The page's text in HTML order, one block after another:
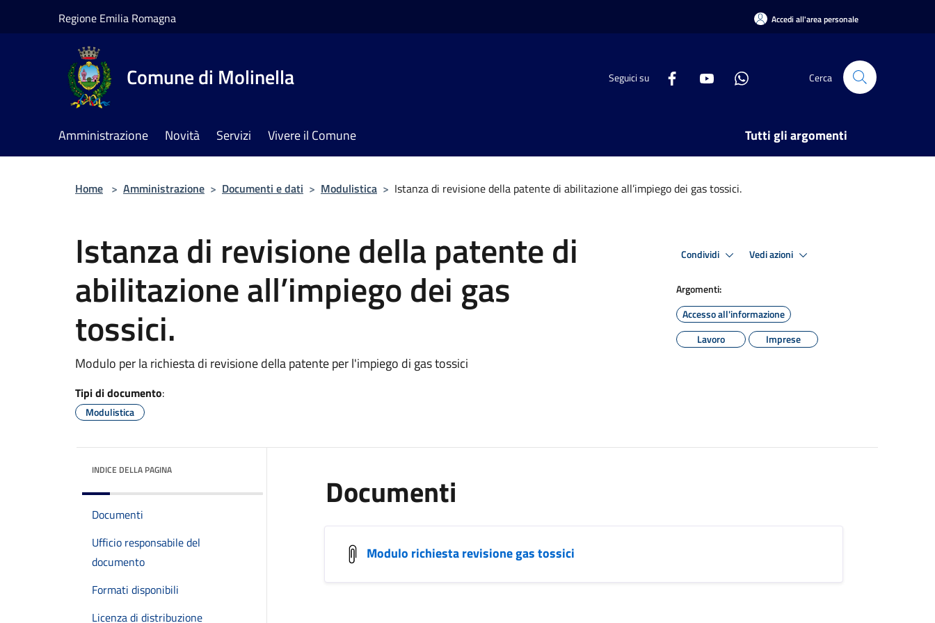
Regione Emilia Romagna Accedi all'area personale
Comune di Molinella Seguici su Cerca
Amministrazione Novità Servizi Vivere il Comune Tutti gli argomenti
Home > Amministrazione > Documenti e dati > Modulistica > Istanza di revisione della patente di abilitazione all’impiego dei gas tossici.
Istanza di revisione della patente di
abilitazione all’impiego dei gas
tossici.
Modulo per la richiesta di revisione della patente per l'impiego di gas tossici
Tipi di documento:
Modulistica
Condividi Vedi azioni
Argomenti:
Accesso all'informazione
Lavoro
Imprese
INDICE DELLA PAGINA
Documenti
Ufficio responsabile del
documento
Formati disponibili
Licenza di distribuzione
Documenti
Modulo richiesta revisione gas tossici